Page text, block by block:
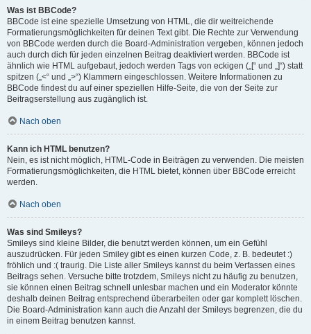
Was ist BBCode?
BBCode ist eine spezielle Umsetzung von HTML, die dir weitreichende
Formatierungsmöglichkeiten für deinen Text gibt. Die Rechte zur Verwendung
von BBCode werden durch die Board-Administration vergeben, können jedoch
auch durch dich für jeden einzelnen Beitrag deaktiviert werden. BBCode ist
ähnlich wie HTML aufgebaut, jedoch werden Tags von eckigen („[“ und „]“) statt
spitzen („<“ und „>“) Klammern eingeschlossen. Weitere Informationen zu
BBCode findest du auf einer speziellen Hilfe-Seite, die von der Seite zur
Beitragserstellung aus zugänglich ist.
Nach oben
Kann ich HTML benutzen?
Nein, es ist nicht möglich, HTML-Code in Beiträgen zu verwenden. Die meisten
Formatierungsmöglichkeiten, die HTML bietet, können über BBCode erreicht
werden.
Nach oben
Was sind Smileys?
Smileys sind kleine Bilder, die benutzt werden können, um ein Gefühl
auszudrücken. Für jeden Smiley gibt es einen kurzen Code, z. B. bedeutet :)
fröhlich und :( traurig. Die Liste aller Smileys kannst du beim Verfassen eines
Beitrags sehen. Versuche bitte trotzdem, Smileys nicht zu häufig zu benutzen,
sie können einen Beitrag schnell unlesbar machen und ein Moderator könnte
deshalb deinen Beitrag entsprechend überarbeiten oder gar komplett löschen.
Die Board-Administration kann auch die Anzahl der Smileys begrenzen, die du
in einem Beitrag benutzen kannst.